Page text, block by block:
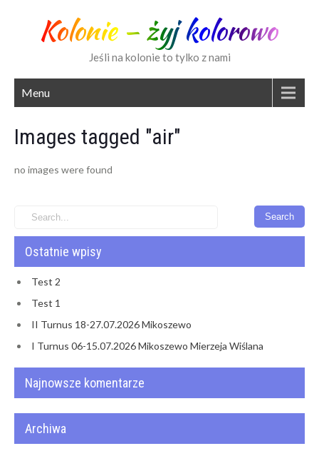
Kolonie – żyj kolorowo
Jeśli na kolonie to tylko z nami
Menu
Images tagged "air"
no images were found
Ostatnie wpisy
Test 2
Test 1
II Turnus 18-27.07.2026 Mikoszewo
I Turnus 06-15.07.2026 Mikoszewo Mierzeja Wiślana
Najnowsze komentarze
Archiwa